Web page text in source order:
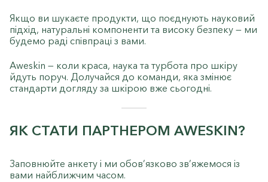
Якщо ви шукаєте продукти, що поєднують науковий
підхід, натуральні компоненти та високу безпеку — ми
будемо раді співпраці з вами.
Aweskin — коли краса, наука та турбота про шкіру
йдуть поруч. Долучайся до команди, яка змінює
стандарти догляду за шкірою вже сьогодні.
ЯК СТАТИ ПАРТНЕРОМ AWESKIN?
Заповнюйте анкету і ми обов’язково зв’яжемося із
вами найближчим часом.